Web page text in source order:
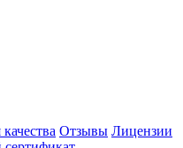
Отзывы Лицензии